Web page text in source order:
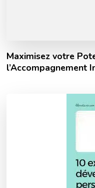
Maximisez votre
l’Accompagnement